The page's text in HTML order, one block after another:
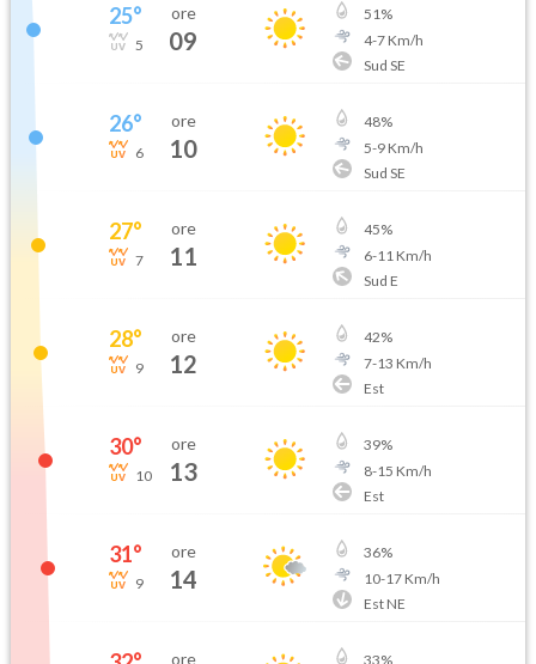
25°
5
ore
09
51%
4-7Km/h
Sud SE
26°
6
ore
10
48%
5-9Km/h
Sud SE
27°
7
ore
11
45%
6-11 Km/h
Sud E
28°
9
ore
12
42%
7-13 Km/h
Est
30°
10
ore
13
39%
8-15 Km/h
Est
31°
9
ore
14
36%
10-17Km/h
Est NE
ore 33%